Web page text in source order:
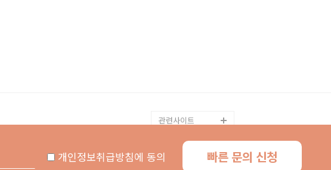
관련사이트
개인정보취급방침에 동의 빠른 문의 신청